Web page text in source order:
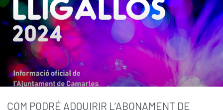
COM PODRÉ ADQUIRIR L’ABONAMENT DE